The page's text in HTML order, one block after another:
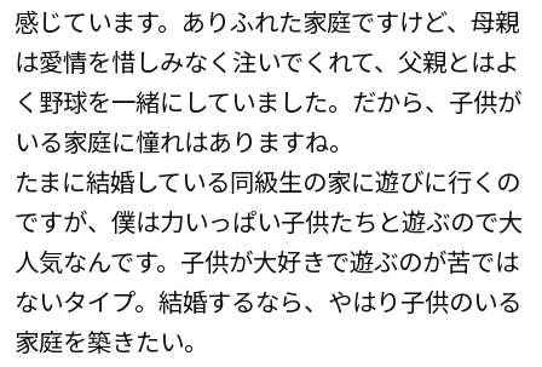
感じています。ありふれた家庭ですけど、母親
は愛情を惜しみなく注いでくれて、父親とはよ
く野球を一緒にしていました。だから、子供が
いる家庭に憧れはありますね。
たまに結婚している同級生の家に遊びに行くの
ですが、僕は力いっぱい子供たちと遊ぶので大
人気なんです。子供が大好きで遊ぶのが苦では
ないタイプ。結婚するなら、やはり子供のいる
家庭を築きたい。